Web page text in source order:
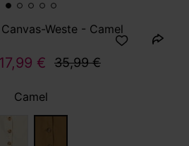
Weste - Camel
17,99 € 35,99 €
Camel